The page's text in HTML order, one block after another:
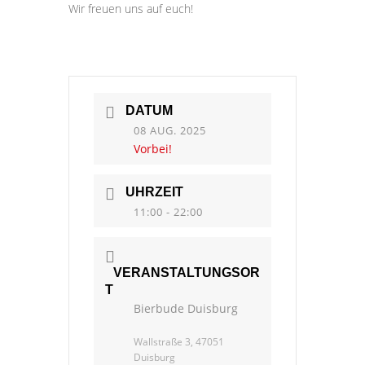
Wir freuen uns auf euch!
DATUM
08 AUG. 2025
Vorbei!
UHRZEIT
11:00 - 22:00
VERANSTALTUNGSOR
T
Bierbude Duisburg
Wallstraße 3, 47051
Duisburg